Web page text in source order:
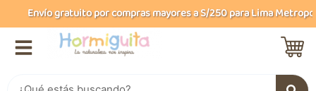
al
contenido
Envío gratuito por compras mayores a S/250 para Lima